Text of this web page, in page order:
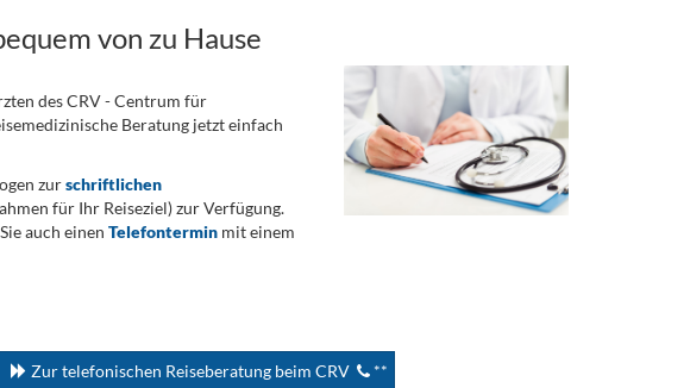
von zu Hause
des CRV - Centrum für
Beratung jetzt einfach
zurschriftlichen
für Ihr Reiseziel) zur Verfügung.
auch einen Telefonterminmit einem
Zur telefonischen Reiseberatung beim CRV **